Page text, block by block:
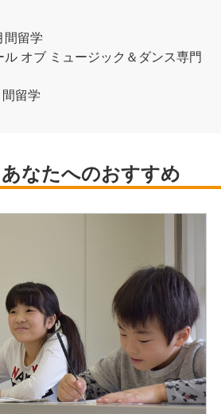
間留学
オブ ミュージック＆ダンス専門
留学